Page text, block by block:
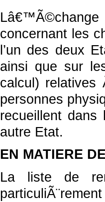
concernant les
l’un des deux
ainsi que sur
calcul)
personnes
recueillent dans
autre Etat.
EN MATIERE
La liste de